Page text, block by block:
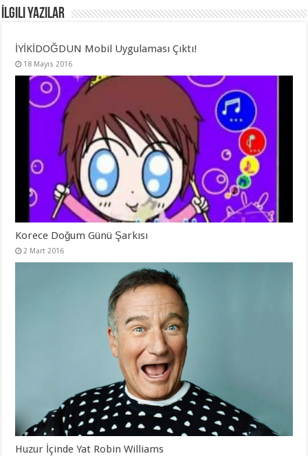
İlgili Yazılar
İYİKİDOĞDUN Mobil Uygulaması Çıktı!
18 Mayıs 2016
Korece Doğum Günü Şarkısı
2 Mart 2016
Huzur İçinde Yat Robin Williams